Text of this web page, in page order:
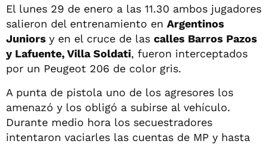
El lunes 29 de enero a las 11.30 ambos jugadores
salieron del entrenamiento en Argentinos
Juniors y en el cruce de las calles Barros Pazos
y Lafuente, Villa Soldati, fueron interceptados
por un Peugeot 206 de color gris.
A punta de pistola uno de los agresores los
amenazó y los obligó a subirse al vehículo.
Durante medio hora los secuestradores
intentaron vaciarles las cuentas de MP y hasta